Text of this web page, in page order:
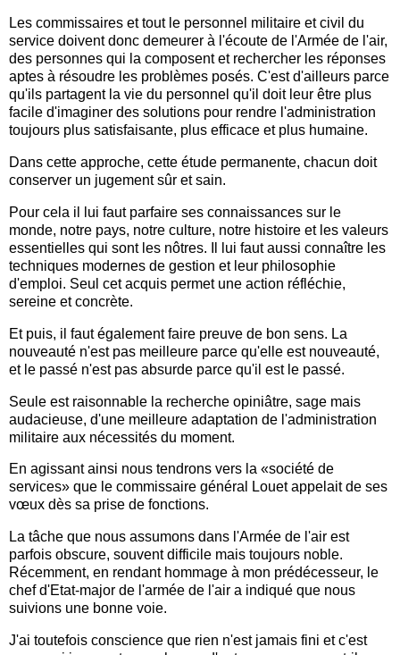
Les commissaires et tout le personnel militaire et civil du
service doivent donc demeurer à l'écoute de l'Armée de l'air,
des personnes qui la composent et rechercher les réponses
aptes à résoudre les problèmes posés. C'est d'ailleurs parce
qu'ils partagent la vie du personnel qu'il doit leur être plus
facile d'imaginer des solutions pour rendre l'administration
toujours plus satisfaisante, plus efficace et plus humaine.
Dans cette approche, cette étude permanente, chacun doit
conserver un jugement sûr et sain.
Pour cela il lui faut parfaire ses connaissances sur le
monde, notre pays, notre culture, notre histoire et les valeurs
essentielles qui sont les nôtres. Il lui faut aussi connaître les
techniques modernes de gestion et leur philosophie
d'emploi. Seul cet acquis permet une action réfléchie,
sereine et concrète.
Et puis, il faut également faire preuve de bon sens. La
nouveauté n'est pas meilleure parce qu'elle est nouveauté,
et le passé n'est pas absurde parce qu'il est le passé.
Seule est raisonnable la recherche opiniâtre, sage mais
audacieuse, d'une meilleure adaptation de l'administration
militaire aux nécessités du moment.
En agissant ainsi nous tendrons vers la «société de
services» que le commissaire général Louet appelait de ses
vœux dès sa prise de fonctions.
La tâche que nous assumons dans l'Armée de l'air est
parfois obscure, souvent difficile mais toujours noble.
Récemment, en rendant hommage à mon prédécesseur, le
chef d'Etat-major de l'armée de l'air a indiqué que nous
suivions une bonne voie.
J'ai toutefois conscience que rien n'est jamais fini et c'est